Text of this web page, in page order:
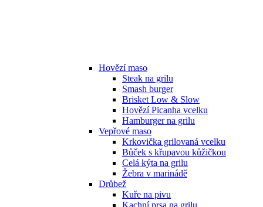
Hovězí maso
Steak na grilu
Smash burger
Brisket Low & Slow
Hovězí Picanha vcelku
Hamburger na grilu
Vepřové maso
Krkovička grilovaná vcelku
Bůček s křupavou kůžičkou
Celá kýta na grilu
Žebra v marinádě
Drůbež
Kuře na pivu
Kachní prsa na grilu